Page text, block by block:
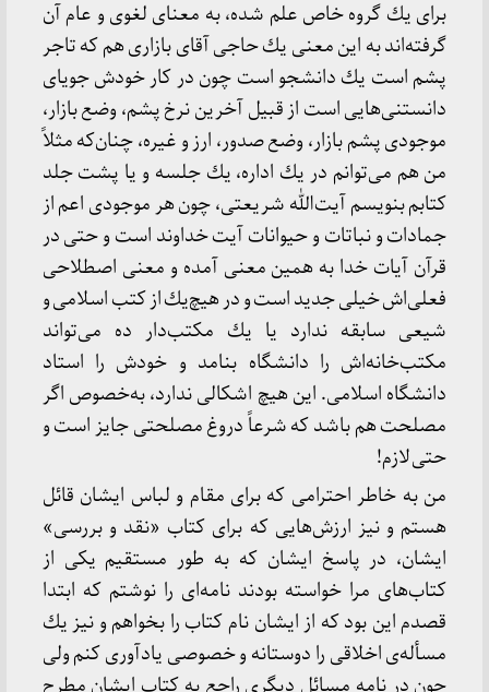
برای یك گروه خاص علم شده، به معنای لغوی و عام آن
گرفته‌اند به این معنی یك حاجی آقای بازاری هم كه تاجر
پشم است یك دانشجو است چون در كار خودش جویای
دانستنی‌هایی است از قبیل آخرین نرخ پشم، وضع بازار،
موجودی پشم بازار، وضع صدور، ارز و غیره، چنان‌كه مثلاً
من هم می‌توانم در یك اداره، یك جلسه و یا پشت جلد
كتابم بنویسم آیت‌الله شریعتی، چون هر موجودی اعم از
جمادات و نباتات و حیوانات آیت خداوند است و حتی در
قرآن آیات خدا به همین معنی آمده و معنی اصطلاحی
فعلی‌اش خیلی جدید است و در هیچ‌یك از كتب اسلامی و
شیعی سابقه ندارد یا یك مكتب‌دار ده می‌تواند
مكتب‌خانه‌اش را دانشگاه بنامد و خودش را استاد
دانشگاه اسلامی. این هیچ اشكالی ندارد، به‌خصوص اگر
مصلحت هم باشد كه شرعاً دروغ مصلحتی جایز است و
حتی لازم!
من به خاطر احترامی كه برای مقام و لباس ایشان قائل
هستم و نیز ارزش‌هایی كه برای كتاب «نقد و بررسی»
ایشان، در پاسخ ایشان كه به طور مستقیم یكی از
كتاب‌های مرا خواسته بودند نامه‌ای را نوشتم كه ابتدا
قصدم این بود كه از ایشان نام كتاب را بخواهم و نیز یك
مسأله‌ی اخلاقی را دوستانه و خصوصی یادآوری كنم ولی